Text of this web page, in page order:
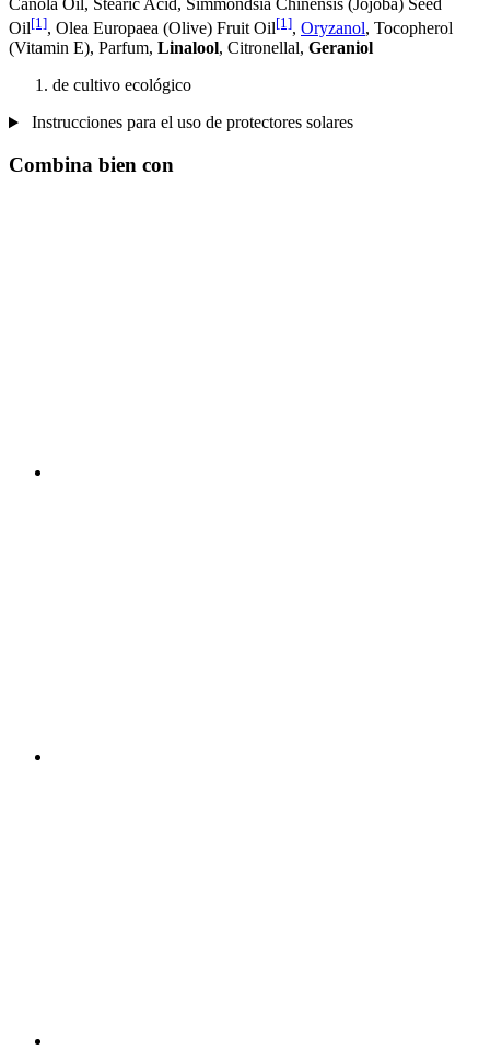
Canola Oil, Stearic Acid, Simmondsia Chinensis (Jojoba) Seed
Oil[1], Olea Europaea (Olive) Fruit Oil[1], Oryzanol, Tocopherol
(Vitamin E), Parfum, Linalool, Citronellal, Geraniol
de cultivo ecológico
Instrucciones para el uso de protectores solares
Combina bien con